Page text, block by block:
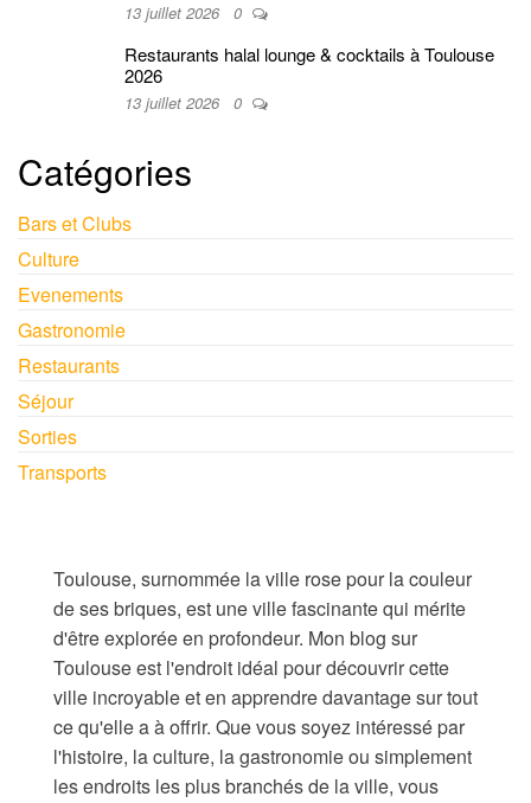
13 juillet 2026 0
Restaurants halal lounge & cocktails à Toulouse
2026
13 juillet 2026 0
Catégories
Bars et Clubs
Culture
Evenements
Gastronomie
Restaurants
Séjour
Sorties
Transports
Toulouse, surnommée la ville rose pour la couleur
de ses briques, est une ville fascinante qui mérite
d'être explorée en profondeur. Mon blog sur
Toulouse est l'endroit idéal pour découvrir cette
ville incroyable et en apprendre davantage sur tout
ce qu'elle a à offrir. Que vous soyez intéressé par
l'histoire, la culture, la gastronomie ou simplement
les endroits les plus branchés de la ville, vous